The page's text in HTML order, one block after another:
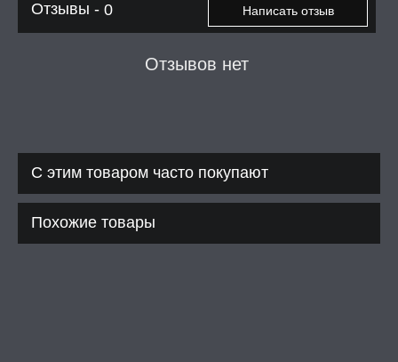
Отзывы - 0 Написать отзыв
Отзывов нет
С этим товаром часто покупают
Похожие товары